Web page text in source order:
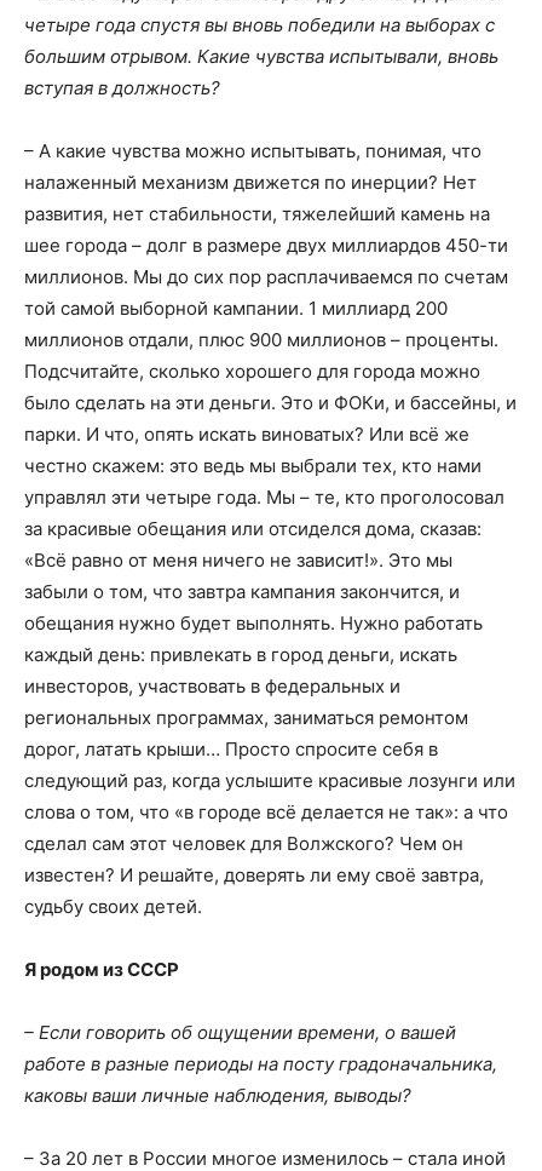
четыре года спустя вы вновь победили на выборах с
большим отрывом. Какие чувства испытывали, вновь
вступая в должность?
– А какие чувства можно испытывать, понимая, что
налаженный механизм движется по инерции? Нет
развития, нет стабильности, тяжелейший камень на
шее города – долг в размере двух миллиардов 450-ти
миллионов. Мы до сих пор расплачиваемся по счетам
той самой выборной кампании. 1 миллиард 200
миллионов отдали, плюс 900 миллионов – проценты.
Подсчитайте, сколько хорошего для города можно
было сделать на эти деньги. Это и ФОКи, и бассейны, и
парки. И что, опять искать виноватых? Или всё же
честно скажем: это ведь мы выбрали тех, кто нами
управлял эти четыре года. Мы – те, кто проголосовал
за красивые обещания или отсиделся дома, сказав:
«Всё равно от меня ничего не зависит!». Это мы
забыли о том, что завтра кампания закончится, и
обещания нужно будет выполнять. Нужно работать
каждый день: привлекать в город деньги, искать
инвесторов, участвовать в федеральных и
региональных программах, заниматься ремонтом
дорог, латать крыши… Просто спросите себя в
следующий раз, когда услышите красивые лозунги или
слова о том, что «в городе всё делается не так»: а что
сделал сам этот человек для Волжского? Чем он
известен? И решайте, доверять ли ему своё завтра,
судьбу своих детей.
Я родом из СССР
– Если говорить об ощущении времени, о вашей
работе в разные периоды на посту градоначальника,
каковы ваши личные наблюдения, выводы?
– За 20 лет в России многое изменилось – стала иной